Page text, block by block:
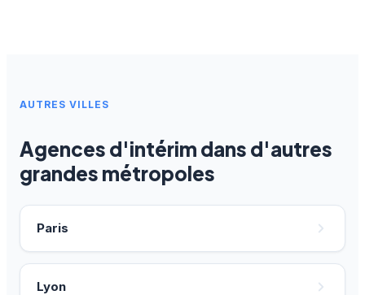
AUTRES VILLES
Agences d'intérim dans d'autres
grandes métropoles
Paris
Lyon